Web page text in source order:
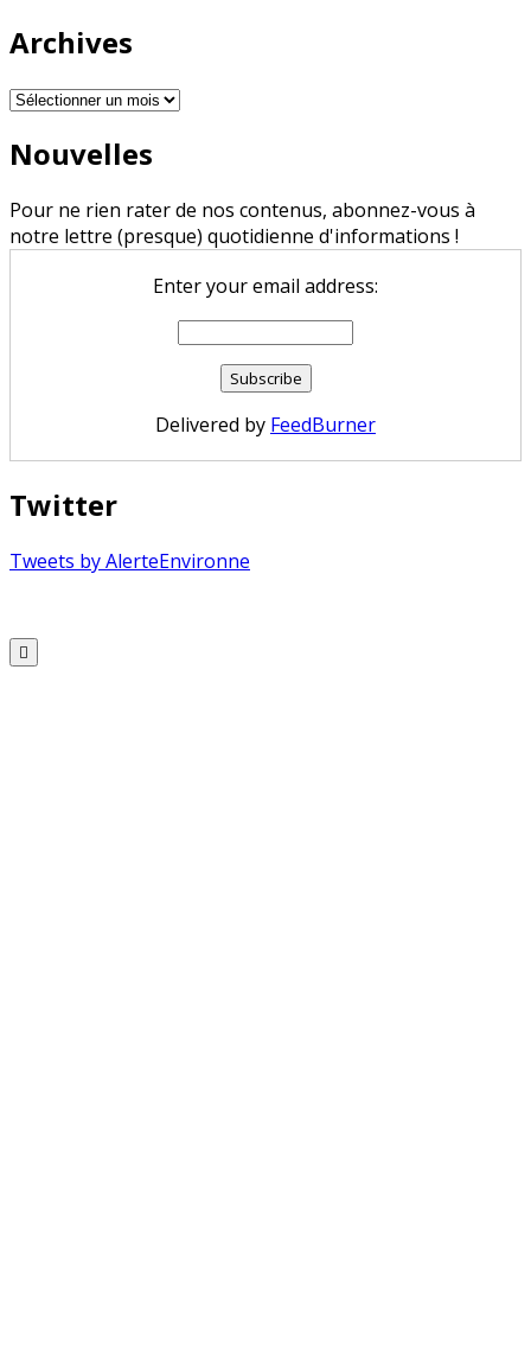
Archives
Archives
Nouvelles
Pour ne rien rater de nos contenus, abonnez-vous à
notre lettre (presque) quotidienne d'informations !
Enter your email address:
Delivered by FeedBurner
Twitter
Tweets by AlerteEnvironne
to